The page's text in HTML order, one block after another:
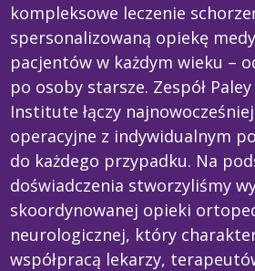
kompleksowe leczenie
spersonalizowaną opiekę
pacjentów w każdym wieku –
po osoby starsze. Zespół
Institute łączy
operacyjne z indywidualnym
do każdego przypadku. Na
doświadczenia stworzyliśmy
skoordynowanej opieki
neurologicznej, który
współpracą lekarzy,